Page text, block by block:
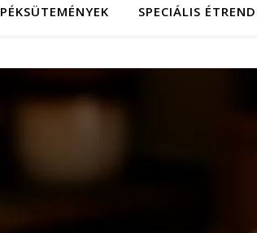
PÉKSÜTEMÉNYEK SPECIÁLIS